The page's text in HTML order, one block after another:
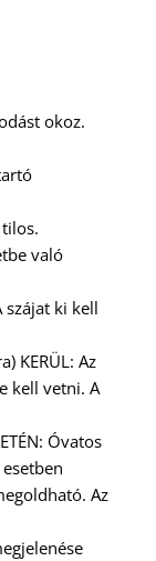
okoz.
való
szájat ki kell
KERÜL: Az
kell vetni. A
Óvatos
Az